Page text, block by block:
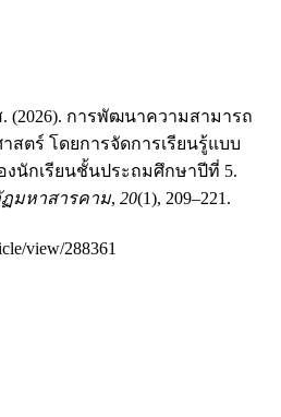
(2026). การพัฒนาความสามารถ
ตร์ โดยการจัดการเรียนรู้แบบ
งนักเรียนชั้นประถมศึกษาปีที่ 5.
มหาสารคาม, 20(1), 209–221.
view/288361